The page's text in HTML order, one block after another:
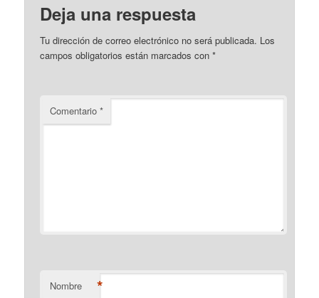
Deja una respuesta
Tu dirección de correo electrónico no será publicada. Los
campos obligatorios están marcados con*
Comentario*
Nombre *